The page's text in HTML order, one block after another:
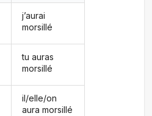
j’aurai
morsillé
tu auras
morsillé
il/elle/on
aura morsillé